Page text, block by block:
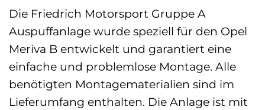
Die Friedrich Motorsport Gruppe A
Auspuffanlage wurde speziell für den Opel
Meriva B entwickelt und garantiert eine
einfache und problemlose Montage. Alle
benötigten Montagematerialien sind im
Lieferumfang enthalten. Die Anlage ist mit